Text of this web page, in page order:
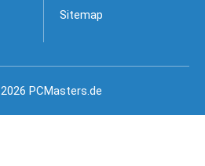
Sitemap
PCMasters.de